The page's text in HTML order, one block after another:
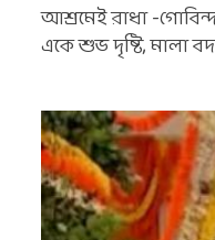
আশ্রমেই রাধা -
একে শুভ দৃষ্টি, মালা